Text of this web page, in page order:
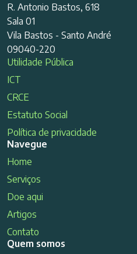
R. Antonio Bastos, 618
Sala 01
Vila Bastos - Santo André
09040-220
Utilidade Pública
ICT
CRCE
Estatuto Social
Política de privacidade
Navegue
Home
Serviços
Doe aqui
Artigos
Contato
Quem somos